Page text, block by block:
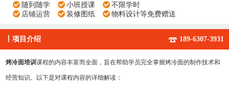
随到随学 小班授课
不限学时
店铺运营
装修图纸 物料设计等免费赠送
项目介绍 189-6307-3931
烤冷面培训课程的内容丰富而全面，旨在帮助学员完全掌握烤冷面的制作技术和
经营知识。以下是对课程内容的详细解读：